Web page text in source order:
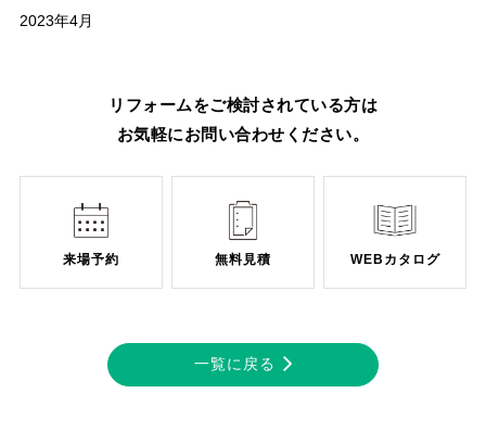
2023年4月
リフォームをご検討されている方は
お気軽にお問い合わせください。
来場予約 無料見積 WEBカタログ
一覧に戻る